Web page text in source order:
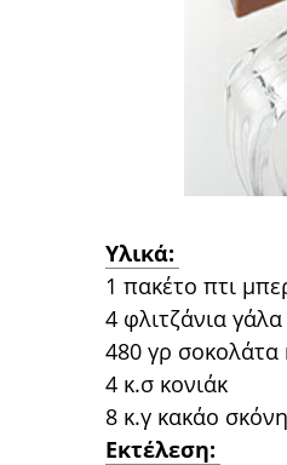
Yλικά:
1 πακέτο πτι
4 φλιτζάνια γάλα
480 γρ σοκολάτα
4 κ.σ κονιάκ
8 κ.γ κακάο σκόνη
Εκτέλεση: